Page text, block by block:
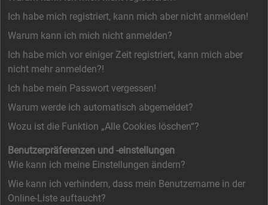
Ich habe mich registriert, kann mich aber nicht anmelden!
Warum kann ich mich nicht anmelden?
Ich habe mich vor einiger Zeit registriert, kann mich aber
nicht mehr anmelden?!
Ich habe mein Passwort vergessen!
Warum werde ich automatisch abgemeldet?
Wozu ist die Funktion „Alle Cookies löschen“?
Benutzerpräferenzen und -einstellungen
Wie kann ich meine Einstellungen ändern?
Wie kann ich verhindern, dass mein Benutzername in der
Online-Liste auftaucht?